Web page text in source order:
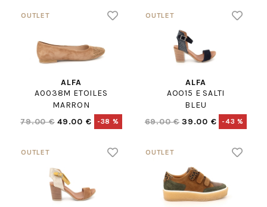
ALFA
A0038M ETOILES
MARRON
79.00 € 49.00 € -38 %
ALFA
AOO15 E SALTI
BLEU
69.00 € 39.00 € -43 %